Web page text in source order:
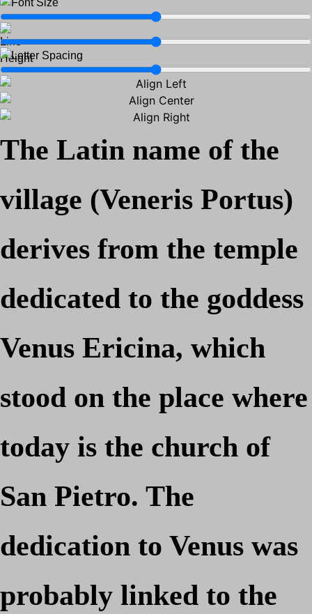
The Latin name of the
village (Veneris Portus)
derives from the temple
dedicated to the goddess
Venus Ericina, which
stood on the place where
today is the church of
San Pietro. The
dedication to Venus was
probably linked to the